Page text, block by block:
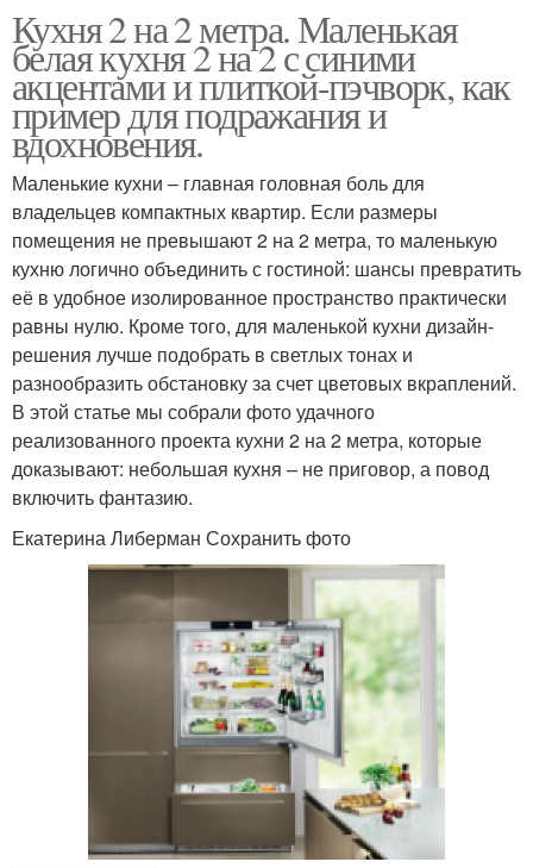
Кухня 2 на 2 метра. Маленькая
белая кухня 2 на 2 с синими
акцентами и плиткой-пэчворк, как
пример для подражания и
вдохновения.
Маленькие кухни – главная головная боль для
владельцев компактных квартир. Если размеры
помещения не превышают 2 на 2 метра, то маленькую
кухню логично объединить с гостиной: шансы превратить
её в удобное изолированное пространство практически
равны нулю. Кроме того, для маленькой кухни дизайн-
решения лучше подобрать в светлых тонах и
разнообразить обстановку за счет цветовых вкраплений.
В этой статье мы собрали фото удачного
реализованного проекта кухни 2 на 2 метра, которые
доказывают: небольшая кухня – не приговор, а повод
включить фантазию.
Екатерина Либерман Сохранить фото